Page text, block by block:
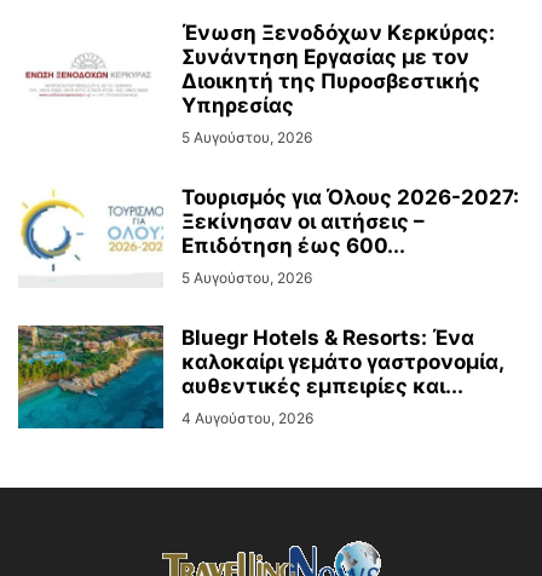
Ένωση Ξενοδόχων Κερκύρας:
Συνάντηση Εργασίας με τον
Διοικητή της Πυροσβεστικής
Υπηρεσίας
5 Αυγούστου, 2026
Τουρισμός για Όλους 2026-2027:
Ξεκίνησαν οι αιτήσεις –
Επιδότηση έως 600...
5 Αυγούστου, 2026
Bluegr Hotels & Resorts: Ένα
καλοκαίρι γεμάτο γαστρονομία,
αυθεντικές εμπειρίες και...
4 Αυγούστου, 2026